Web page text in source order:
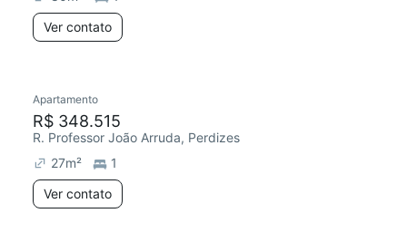
Ver contato
Apartamento
R$ 348.515
R. Professor João Arruda, Perdizes
27m²
1
Ver contato